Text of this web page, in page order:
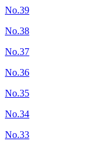
No.39
No.38
No.37
No.36
No.35
No.34
No.33